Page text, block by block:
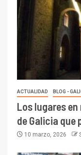
ACTUALIDAD BLOG -
Los lugares
de Galicia que
10 marzo, 2026